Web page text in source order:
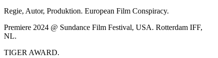
Regie, Autor, Produktion. European Film Conspiracy.
Premiere 2024 @ Sundance Film Festival, USA. Rotterdam IFF,
NL.
TIGER AWARD.